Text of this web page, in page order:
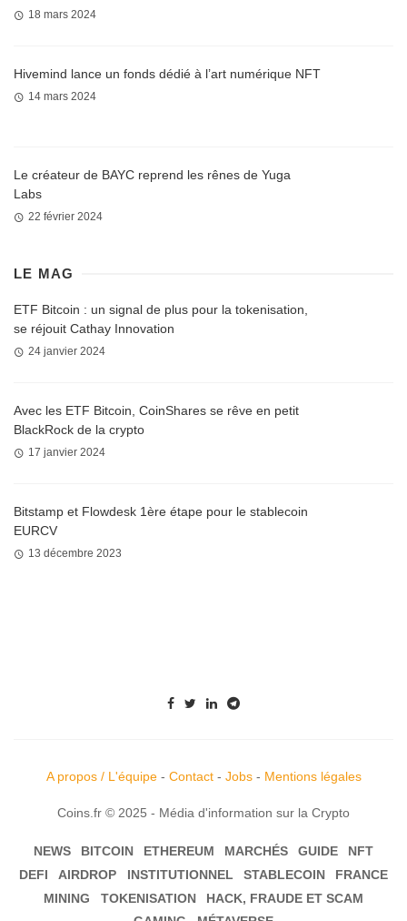
18 mars 2024
Hivemind lance un fonds dédié à l’art numérique NFT
14 mars 2024
Le créateur de BAYC reprend les rênes de Yuga
Labs
22 février 2024
LE MAG
ETF Bitcoin : un signal de plus pour la tokenisation,
se réjouit Cathay Innovation
24 janvier 2024
Avec les ETF Bitcoin, CoinShares se rêve en petit
BlackRock de la crypto
17 janvier 2024
Bitstamp et Flowdesk 1ère étape pour le stablecoin
EURCV
13 décembre 2023
A propos / L'équipe- Contact- Jobs- Mentions légales
Coins.fr © 2025 - Média d'information sur la Crypto
NEWS BITCOIN ETHEREUM MARCHÉS GUIDE
NFT
DEFI
AIRDROP INSTITUTIONNEL STABLECOIN
FRANCE
MINING
TOKENISATION
HACK, FRAUDE ET SCAM